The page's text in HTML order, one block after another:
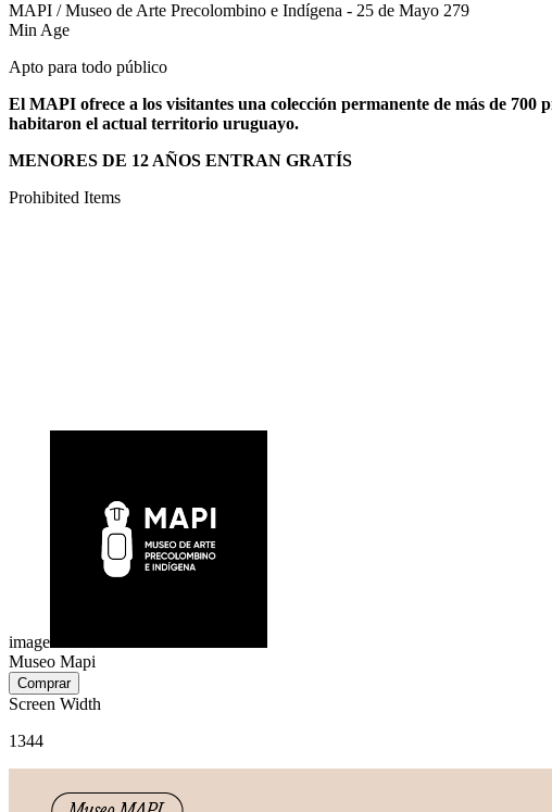
MAPI / Museo de Arte Precolombino e Indígena - 25 de Mayo 279
Min Age
Apto para todo público
El MAPI ofrece a los visitantes una colección permanente de más de 700
habitaron el actual territorio uruguayo.
MENORES DE 12 AÑOS ENTRAN GRATÍS
Prohibited Items
image
Museo Mapi
Screen Width
1344